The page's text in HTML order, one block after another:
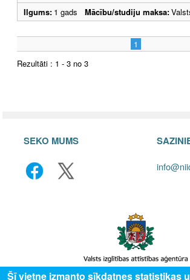
Ilgums: 1 gads Mācību/studiju maksa:
1
Rezultāti : 1 - 3 no 3
SEKO MUMS
Šī vietne izmanto sīkdatnes statistikas